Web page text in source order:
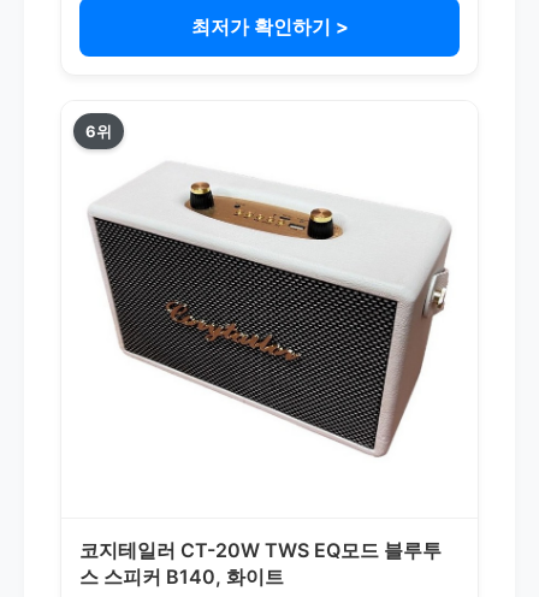
최저가 확인하기 >
6위
코지테일러 CT-20W TWS EQ모드 블루투
스 스피커 B140, 화이트